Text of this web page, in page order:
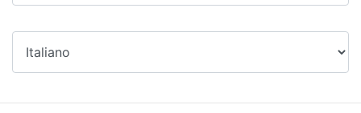
Telegrafo
Monte
TERRE